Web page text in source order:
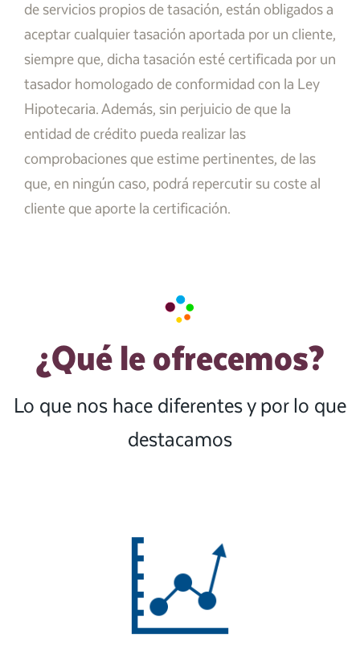
de servicios propios de tasación, están obligados a
aceptar cualquier tasación aportada por un cliente,
siempre que, dicha tasación esté certificada por un
tasador homologado de conformidad con la Ley
Hipotecaria. Además, sin perjuicio de que la
entidad de crédito pueda realizar las
comprobaciones que estime pertinentes, de las
que, en ningún caso, podrá repercutir su coste al
cliente que aporte la certificación.
¿Qué le ofrecemos?
Lo que nos hace diferentes y por lo que
destacamos